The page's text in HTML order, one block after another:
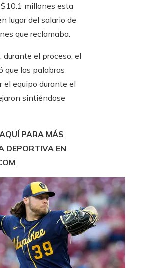
millones esta
lugar del salario de
que reclamaba.
durante el proceso, el
que las palabras
el equipo durante el
sintiéndose
PARA MÁS
DEPORTIVA EN